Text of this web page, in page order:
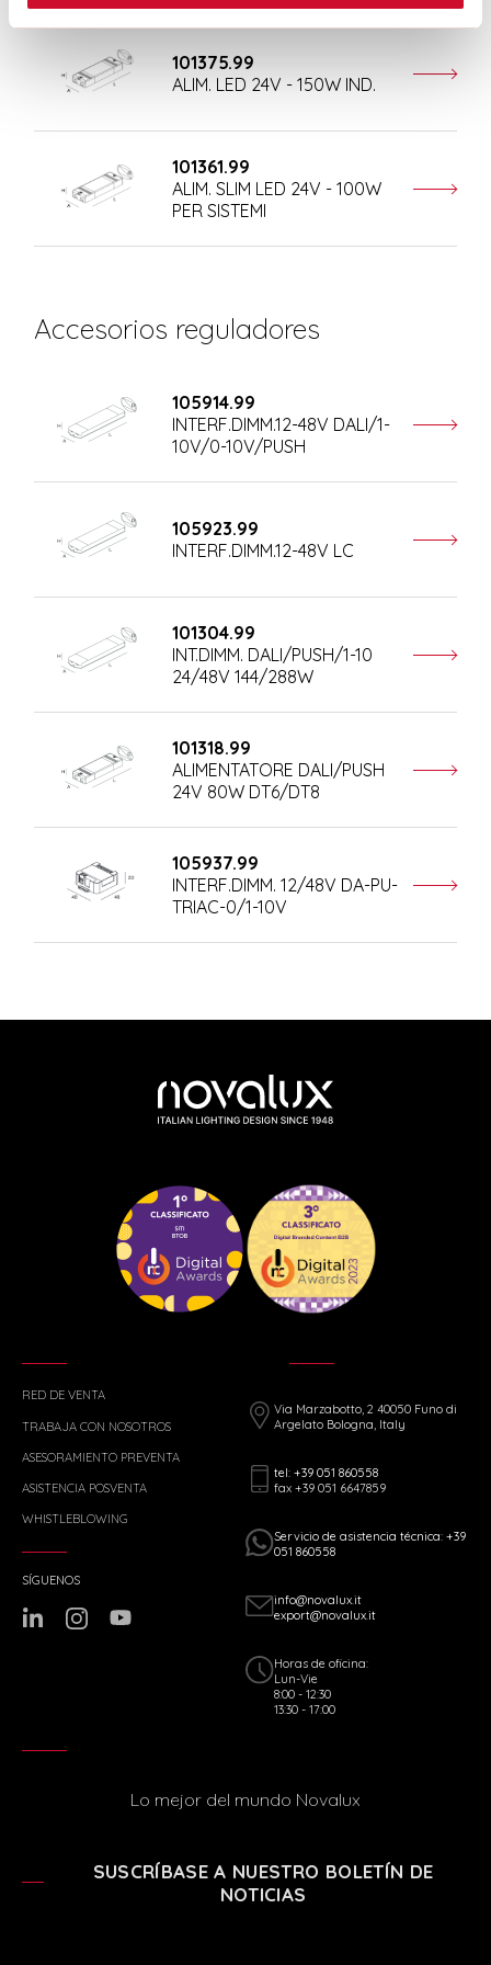
101375.99
ALIM. LED 24V - 150W IND.
101361.99
ALIM. SLIM LED 24V - 100W
PER SISTEMI
Accesorios reguladores
105914.99
INTERF.DIMM.12-48V DALI/1-
10V/0-10V/PUSH
105923.99
INTERF.DIMM.12-48V LC
101304.99
INT.DIMM. DALI/PUSH/1-10
24/48V 144/288W
101318.99
ALIMENTATORE DALI/PUSH
24V 80W DT6/DT8
105937.99
INTERF.DIMM. 12/48V DA-PU-
TRIAC-0/1-10V
RED DE VENTA
TRABAJA CON NOSOTROS
ASESORAMIENTO PREVENTA
ASISTENCIA POSVENTA
WHISTLEBLOWING
Via Marzabotto, 2 40050 Funo di
Argelato Bologna, Italy
tel: +39 051 860558
fax +39 051 6647859
Servicio de asistencia técnica: +39
051 860558
info@novalux.it
export@novalux.it
Horas de oficina:
Lun-Vie
8:00 - 12:30
13:30 - 17:00
SÍGUENOS
Lo mejor del mundo Novalux
SUSCRÍBASE A NUESTRO BOLETÍN DE
NOTICIAS